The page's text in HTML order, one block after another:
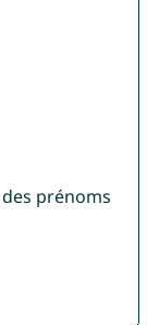
prénoms